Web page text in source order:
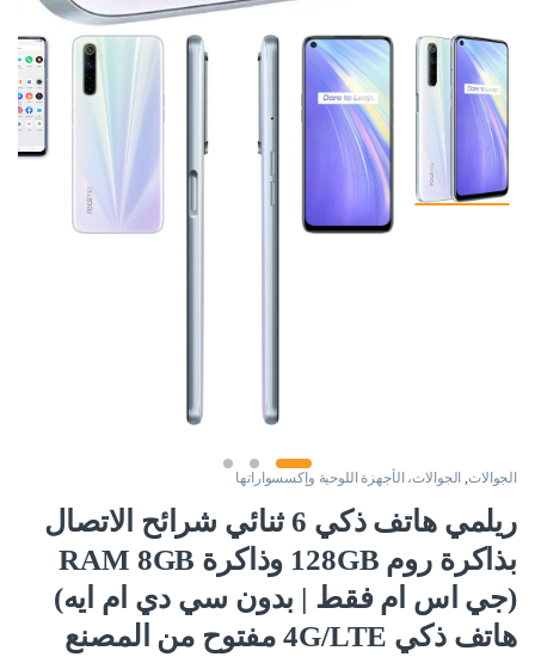
الجوالات, الجوالات، الأجهزة اللوحية وإكسسواراتها
ريلمي هاتف ذكي 6 ثنائي شرائح الاتصال
بذاكرة روم 128GB وذاكرة RAM 8GB
(جي اس ام فقط | بدون سي دي ام ايه)
هاتف ذكي 4G/LTE مفتوح من المصنع